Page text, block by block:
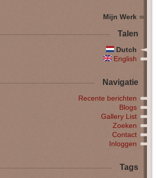
Mijn Werk
Talen
Dutch
English
Navigatie
Recente berichten
Blogs
Gallery List
Zoeken
Contact
Inloggen
Tags